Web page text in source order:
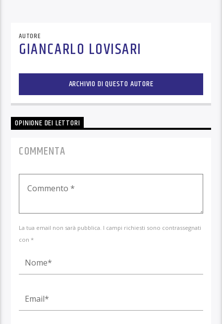
AUTORE
GIANCARLO LOVISARI
ARCHIVIO DI QUESTO AUTORE
OPINIONE DEI LETTORI
COMMENTA
La tua email non sarà pubblica. I campi richiesti sono contrassegnati
con *